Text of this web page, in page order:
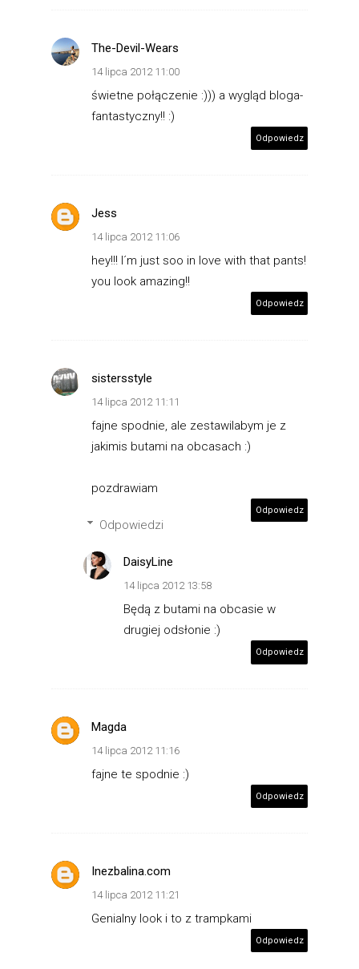
The-Devil-Wears
14 lipca 2012 11:00
świetne połączenie :))) a wygląd bloga-
fantastyczny!! :)
Odpowiedz
Jess
14 lipca 2012 11:06
hey!!! I´m just soo in love with that pants!
you look amazing!!
Odpowiedz
sistersstyle
14 lipca 2012 11:11
fajne spodnie, ale zestawilabym je z
jakimis butami na obcasach :)
pozdrawiam
Odpowiedz
Odpowiedzi
DaisyLine
14 lipca 2012 13:58
Będą z butami na obcasie w
drugiej odsłonie :)
Odpowiedz
Magda
14 lipca 2012 11:16
fajne te spodnie :)
Odpowiedz
Inezbalina.com
14 lipca 2012 11:21
Genialny look i to z trampkami
Odpowiedz